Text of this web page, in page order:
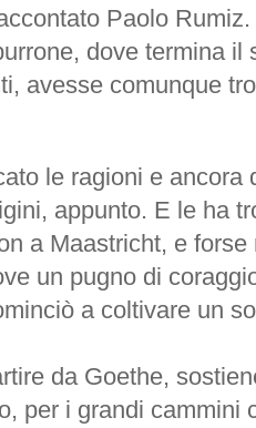
Paolo
dove termina il
avesse comunque
le ragioni e ancora
appunto. E le ha
a Maastricht, e
un pugno di
a coltivare un
da Goethe,
per i grandi cammini